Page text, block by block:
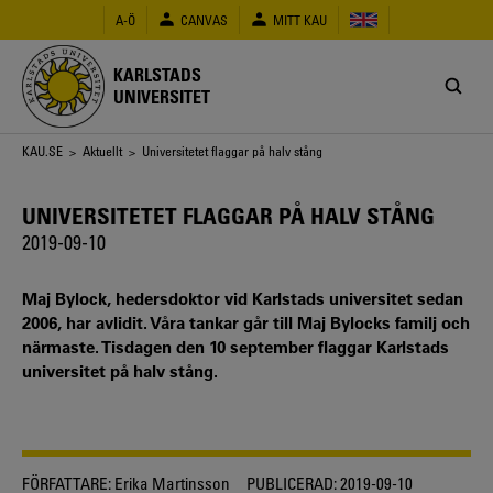
huvudinnehåll
A-Ö CANVAS MITT KAU
KARLSTADS
UNIVERSITET
Länkstig
KAU.SE > Aktuellt > Universitetet flaggar på halv stång
UNIVERSITETET FLAGGAR PÅ HALV STÅNG
2019-09-10
Maj Bylock, hedersdoktor vid Karlstads universitet sedan
2006, har avlidit. Våra tankar går till Maj Bylocks familj och
närmaste. Tisdagen den 10 september flaggar Karlstads
universitet på halv stång.
FÖRFATTARE: Erika Martinsson PUBLICERAD:2019-09-10